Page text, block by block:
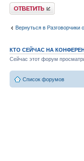
Ответить
Вернуться в Разговорчики
КТО СЕЙЧАС НА
Сейчас этот форум
Список форумов